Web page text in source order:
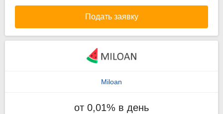
Подать заявку
Miloan
от 0,01% в день